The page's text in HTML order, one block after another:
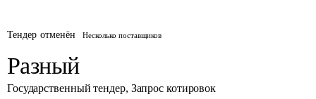
Тендер отменён Несколько поставщиков
Разный
Государственный тендер, Запрос котировок